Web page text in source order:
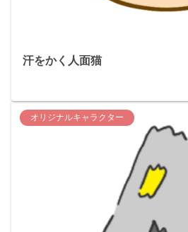
汗をかく人面猫
オリジナルキャラクター